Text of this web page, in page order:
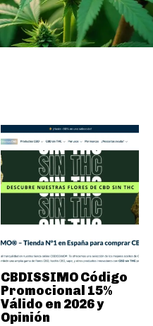
CBDISSIMO Código
Promocional 15%
Válido en 2026 y
Opinión